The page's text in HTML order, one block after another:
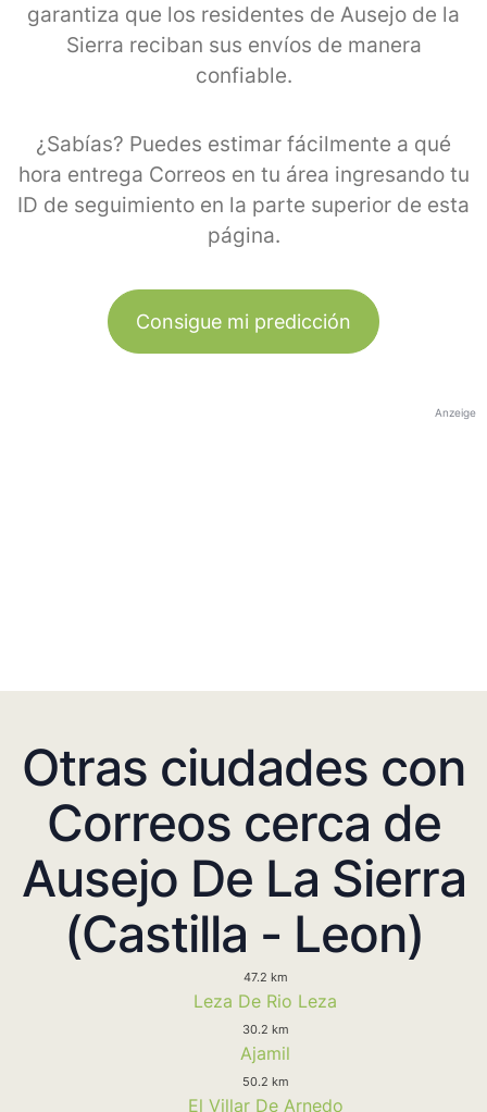
garantiza que los residentes de Ausejo de la
Sierra reciban sus envíos de manera
confiable.
¿Sabías? Puedes estimar fácilmente a qué
hora entrega Correos en tu área ingresando tu
ID de seguimiento en la parte superior de esta
página.
Consigue mi predicción
Anzeige
Otras ciudades con
Correos cerca de
Ausejo De La Sierra
(Castilla - Leon)
47.2 km
Leza De Rio Leza
30.2 km
Ajamil
50.2 km
El Villar De Arnedo